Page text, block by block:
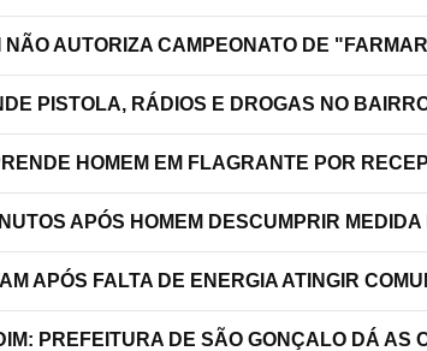
AUTORIZA CAMPEONATO DE
PISTOLA, RÁDIOS E DROGAS NO
HOMEM EM FLAGRANTE POR
APÓS HOMEM DESCUMPRIR
APÓS FALTA DE ENERGIA ATINGIR
PREFEITURA DE SÃO GONÇALO DÁ AS